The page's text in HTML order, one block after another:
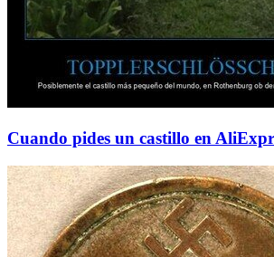
Cuando pides un castillo en